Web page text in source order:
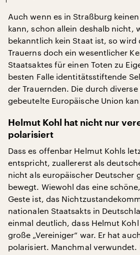
Auch wenn es in Straßburg
kann, schon allein deshalb nicht,
bekanntlich kein Staat ist, so wird
Trauerns doch ein wesentlicher
Staatsaktes für einen Toten zu
besten Falle identitätsstiftende
der Trauernden. Die durch
gebeutelte Europäische Union
Helmut Kohl hat nicht nur
polarisiert
Dass es offenbar Helmut Kohls
entspricht, zuallererst als
nicht als europäischer Deutscher
bewegt. Wiewohl das eine
Geste ist, das
nationalen Staatsakts in
einmal deutlich, dass Helmut
große „Vereiniger“ war. Er hat
polarisiert. Manchmal